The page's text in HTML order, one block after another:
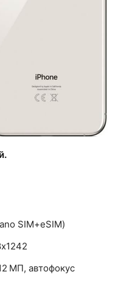
SIM+eSIM)
МП, автофокус